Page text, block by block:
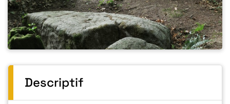
Descriptif